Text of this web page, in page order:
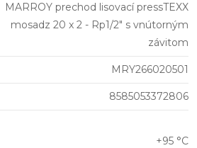
MARROY prechod lisovací pressTEXX
mosadz 20 x 2 - Rp1/2" s vnútorným
závitom
MRY266020501
8585053372806
+95 °C